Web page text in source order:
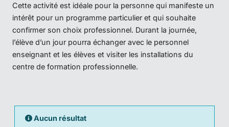
Cette activité est idéale pour la personne qui manifeste un
intérêt pour un programme particulier et qui souhaite
confirmer son choix professionnel. Durant la journée,
l’élève d’un jour pourra échanger avec le personnel
enseignant et les élèves et visiter les installations du
centre de formation professionnelle.
Aucun résultat